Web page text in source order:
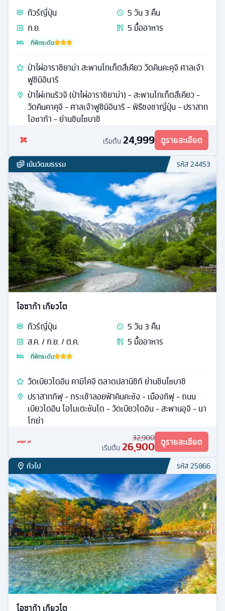
ทัวร์ญี่ปุ่น 5วัน3 คืน
ก.ย.
5 มื้ออาหาร
ที่พักระดับ
ป่าไผ่อาราชิยาม่า สะพานโทเก็ตสึเคียว วัดคินคะคุจิ ศาลเจ้า
ฟูชิมิอินาริ
ป่าไผ่เทนริวจิ (ป่าไผ่อาราชิยาม่า) - สะพานโทเก็ตสึเคียว -
วัดคินคาคุจิ - ศาลเจ้าฟูชิมิอินาริ - พิธีชงชาญี่ปุ่น - ปราสาท
โอซาก้า - ย่านชินไซบาชิ
เริ่มต้น 24,999 ดูรายละเอียด
เน้นวัฒนธรรม รหัส24453
โอซาก้า เกียวโต
ทัวร์ญี่ปุ่น 5วัน3 คืน
ส.ค. / ก.ย. / ต.ค.
5 มื้ออาหาร
ที่พักระดับ
วัดเบียวโดอิน คามิโคจิ ตลาดปลานิชิกิ ย่านชินไซบาชิ
ปราสาทกิฟุ - กระเช้าลอยฟ้าคินคะซัง - เมืองกิฟุ - ถนน
เบียวโดอิน โอโมเตะซันโด - วัดเบียวโดอิน - สะพานอุจิ - นา
โกย่า
32,900
เริ่มต้น 26,900 ดูรายละเอียด
ทั่วไป รหัส25866
โอซาก้า เกียวโต